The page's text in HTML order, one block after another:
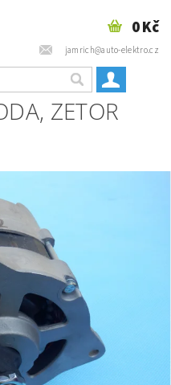
jamrich@auto-elektro.cz
0 Kč
ZETOR